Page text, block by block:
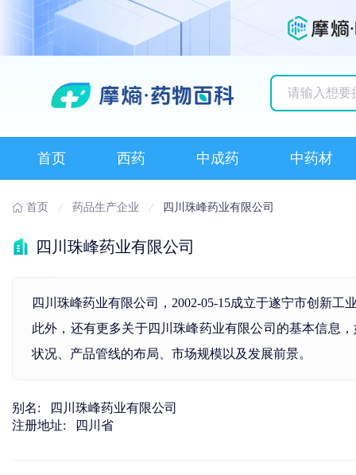
首页 西药 中成药 中药材
首页 药品生产企业 四川珠峰药业有限公司
四川珠峰药业有限公司
四川珠峰药业有限公司，2002-05-15成立于遂宁市创新
此外，还有更多关于四川珠峰药业有限公司的基本信息
状况、产品管线的布局、市场规模以及发展前景。
别名:
四川珠峰药业有限公司
注册地址:
四川省